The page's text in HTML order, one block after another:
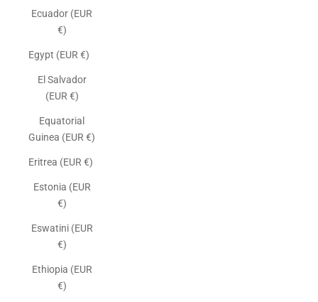
Ecuador (EUR
€)
Egypt (EUR €)
El Salvador
(EUR €)
Equatorial
Guinea (EUR €)
Eritrea (EUR €)
Estonia (EUR
€)
Eswatini (EUR
€)
Ethiopia (EUR
€)